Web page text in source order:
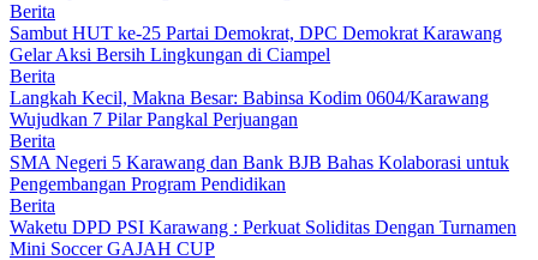
Berita
Sambut HUT ke-25 Partai Demokrat, DPC Demokrat Karawang
Gelar Aksi Bersih Lingkungan di Ciampel
Berita
Langkah Kecil, Makna Besar: Babinsa Kodim 0604/Karawang
Wujudkan 7 Pilar Pangkal Perjuangan
Berita
SMA Negeri 5 Karawang dan Bank BJB Bahas Kolaborasi untuk
Pengembangan Program Pendidikan
Berita
Waketu DPD PSI Karawang : Perkuat Soliditas Dengan Turnamen
Mini Soccer GAJAH CUP